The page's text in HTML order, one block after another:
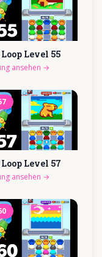
Loop Level 55
ansehen →
Loop Level 57
ansehen →